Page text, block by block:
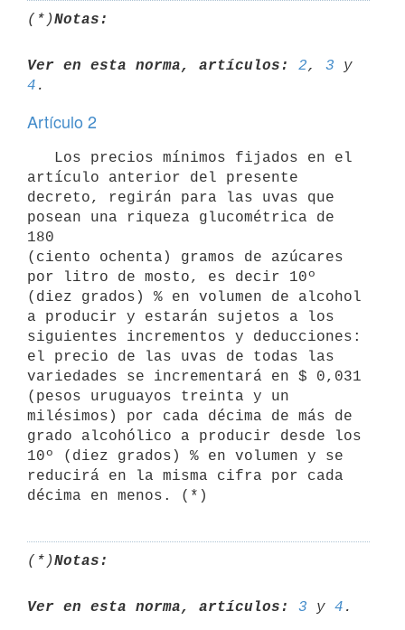
(*)Notas:
Ver en esta norma, artículos: 2, 3
4
Artículo 2
artículo anterior del presente
decreto, regirán para las uvas que
posean una riqueza glucométrica de
180
(ciento ochenta) gramos de azúcares
por litro de mosto, es decir 10º
(diez grados) % en volumen de alcohol
a producir y estarán sujetos a los
siguientes incrementos y deducciones:
el precio de las uvas de todas las
variedades se incrementará en $ 0,031
(pesos uruguayos treinta y un
milésimos) por cada décima de más de
grado alcohólico a producir desde los
10º (diez grados) % en volumen y se
reducirá en la misma cifra por cada
(*)Notas:
Ver en esta norma, artículos: 3 y 4